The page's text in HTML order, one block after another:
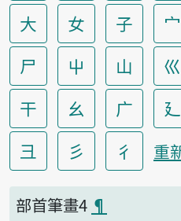
大
女 子 宀
尸
屮 山 巛
干
幺 广 廴
彐
彡 彳 重
部首筆畫4 ¶